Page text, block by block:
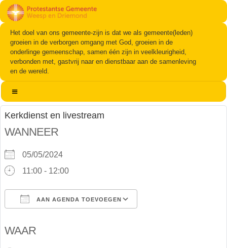
Het doel van ons gemeente-zijn is dat we als gemeente(leden)
groeien in de verborgen omgang met God, groeien in de
onderlinge gemeenschap, samen één zijn in veelkleurigheid,
verbonden met, gastvrij naar en dienstbaar aan de samenleving
en de wereld.
Kerkdienst en livestream
WANNEER
05/05/2024
11:00 - 12:00
AAN AGENDA TOEVOEGEN
WAAR